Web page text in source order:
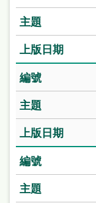
加
入
市
圖
網
站
導
覽
閱
讀